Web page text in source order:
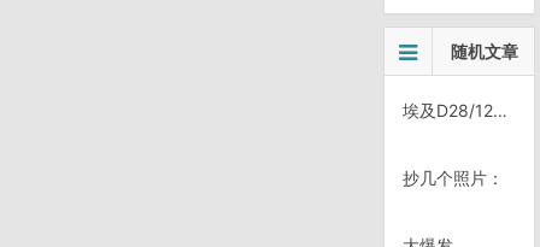
随机文章
埃及D28/1227，离开亚历山大
抄几个照片：